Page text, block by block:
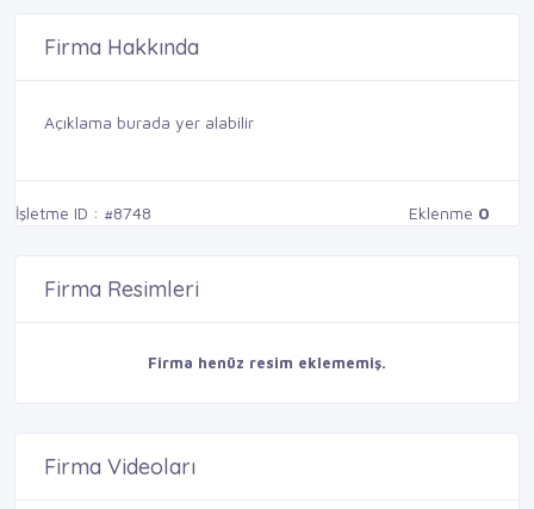
Firma Hakkında
Açıklama burada yer alabilir
İşletme ID : #8748 Eklenme 0
Firma Resimleri
Firma henüz resim eklememiş.
Firma Videoları